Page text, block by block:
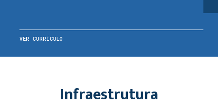
VER CURRÍCULO
Infraestrutura